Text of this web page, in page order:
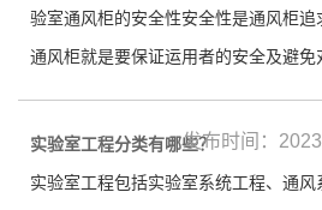
验室通风柜的安全性安全性是通风柜
通风柜就是要保证运用者的安全及避免
实验室工程分类有哪些？
实验室工程包括实验室系统工程、通风
发布时间：